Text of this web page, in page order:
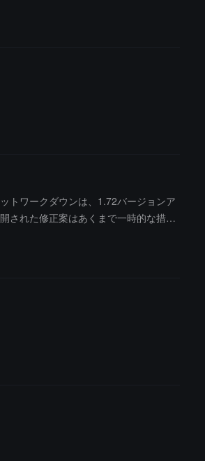
トワークダウンは、1.72バージョンア
された修正案はあくまで一時的な措置
れたと述べ、ネットワークは正常に